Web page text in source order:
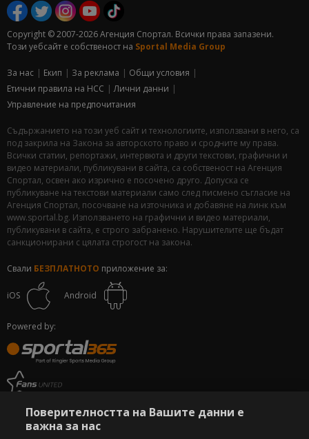
Copyright © 2007-2026 Агенция Спортал. Всички права запазени.
Този уебсайт е собственост на Sportal Media Group
За нас Екип За рекламa
Общи условия
Етични правила на НСС
Лични данни
Управление на предпочитания
Съдържанието на този уеб сайт и технологиите, използвани в него, са
под закрила на Закона за авторското право и сродните му права.
Всички статии, репортажи, интервюта и други текстови, графични и
видео материали, публикувани в сайта, са собственост на Агенция
Спортал, освен ако изрично е посочено друго. Допуска се
публикуване на текстови материали само след писмено съгласие на
Агенция Спортал, посочване на източника и добавяне на линк към
www.sportal.bg. Използването на графични и видео материали,
публикувани в сайта, е строго забранено. Нарушителите ще бъдат
санкционирани с цялата строгост на закона.
Свали БЕЗПЛАТНОТО приложение за:
iOS Android
Powered by:
Поверителността на Вашите данни е
важна за нас